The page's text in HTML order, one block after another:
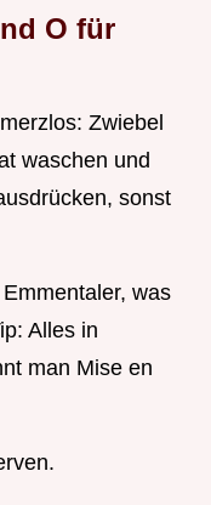
O für
Zwiebel
waschen und
sonst
was
Alles in
man Mise en